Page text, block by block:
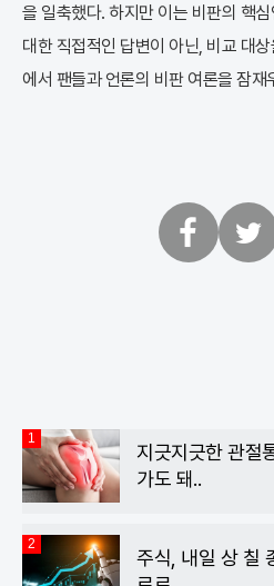
을 일축했다. 하지만 이는 비판의 핵
대한 직접적인 답변이 아닌, 비교 대
에서 팬들과 언론의 비판 여론을 잠
1
지긋지긋한 관절
가도 돼..
2
주식, 내일 상 칠